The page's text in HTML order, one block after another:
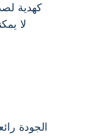
كهدية
لا
الجودة